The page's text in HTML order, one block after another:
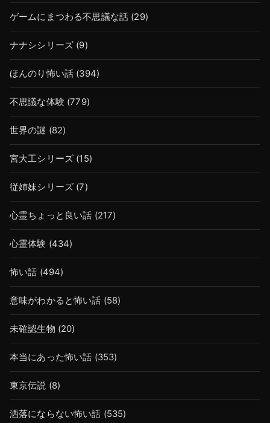
ゲームにまつわる不思議な話 (29)
ナナシシリーズ (9)
ほんのり怖い話 (394)
不思議な体験 (779)
世界の謎 (82)
宮大工シリーズ (15)
従姉妹シリーズ (7)
心霊ちょっと良い話 (217)
心霊体験 (434)
怖い話 (494)
意味がわかると怖い話 (58)
未確認生物 (20)
本当にあった怖い話 (353)
東京伝説 (8)
洒落にならない怖い話 (535)